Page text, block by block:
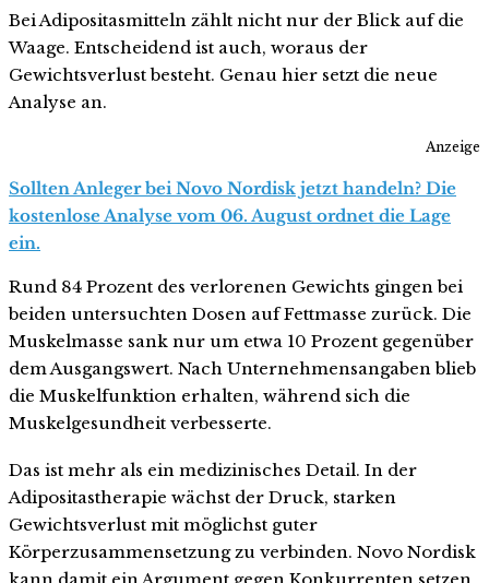
Bei Adipositasmitteln zählt nicht nur der Blick auf die
Waage. Entscheidend ist auch, woraus der
Gewichtsverlust besteht. Genau hier setzt die neue
Analyse an.
Anzeige
Sollten Anleger bei Novo Nordisk jetzt handeln? Die
kostenlose Analyse vom 06. August ordnet die Lage
ein.
Rund 84 Prozent des verlorenen Gewichts gingen bei
beiden untersuchten Dosen auf Fettmasse zurück. Die
Muskelmasse sank nur um etwa 10 Prozent gegenüber
dem Ausgangswert. Nach Unternehmensangaben blieb
die Muskelfunktion erhalten, während sich die
Muskelgesundheit verbesserte.
Das ist mehr als ein medizinisches Detail. In der
Adipositastherapie wächst der Druck, starken
Gewichtsverlust mit möglichst guter
Körperzusammensetzung zu verbinden. Novo Nordisk